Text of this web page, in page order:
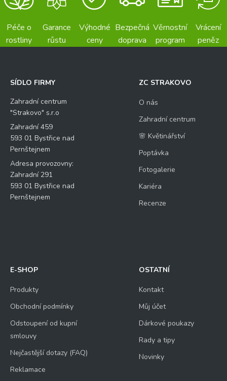
Péče o
rostliny
Garance
růstu
Výhodné
ceny
Bezpečná
doprava
Věrnostní
program
Vrácení
peněz
SÍDLO FIRMY
Zahradní centrum
"Strakovo" s.r.o
Zahradní 459
593 01 Bystřice nad
Pernštejnem
Adresa provozovny:
Zahradní 291
593 01 Bystřice nad
Pernštejnem
ZC STRAKOVO
O nás
Zahradní centrum
🌸 Květinářství
Poptávka
Fotogalerie
Kariéra
Recenze
E-SHOP
Produkty
Obchodní podmínky
Odstoupení od kupní
smlouvy
Nejčastější dotazy (FAQ)
Reklamace
OSTATNÍ
Kontakt
Můj účet
Dárkové poukazy
Rady a tipy
Novinky